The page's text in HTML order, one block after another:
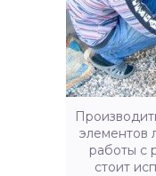
элементов
работы с
стоит